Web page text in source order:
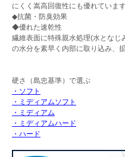
にくく嵩高回復性にも優れています
◆抗菌・防臭効果
◆優れた速乾性
繊維表面に特殊親水処理(水とな
の水分を素早く内部に取り込み、
硬さ（島忠基準）で選ぶ
・ソフト
・ミディアムソフト
・ミディアム
・ミディアムハード
・ハード